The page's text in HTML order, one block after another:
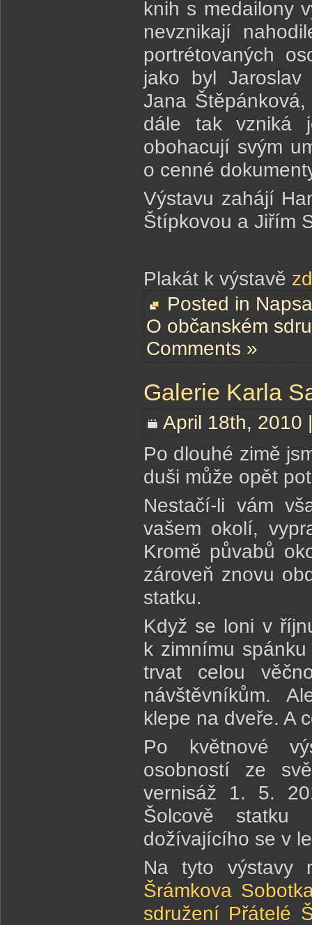
knih s medailony
nevznikají
portrétovaných
jako byl
Jana
dále tak vzniká
obohacují svým
o cenné
Výstavu zahájí
Štípkovou a Jiřím
Plakát k výstavě
Posted in
O občanském
Comments »
Galerie Karla
April 18th, 2010
Po dlouhé zimě
duši může opět
Nestačí-li vám
vašem okolí,
Kromě půvabů
zároveň znovu
statku.
Když se loni v
k zimnímu
trvat celou
návštěvníkům.
klepe na dveře. A
Po květnové
osobností ze
vernisáž 1. 5.
Šolcově
dožívajícího se v
Na tyto výstavy
Šrámkova
sdružení Přátelé